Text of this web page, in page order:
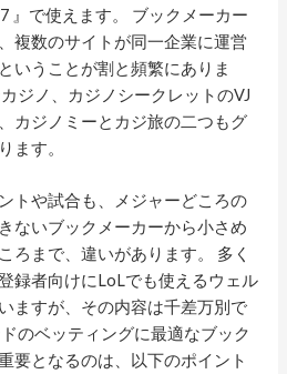
』で使えます。 ブックメーカー
複数のサイトが同一企業に運営
いうことが割と頻繁にありま
ジノ、カジノシークレットのVJ
カジノミーとカジ旅の二つもグ
ます。
トや試合も、メジャーどころの
ないブックメーカーから小さめ
ろまで、違いがあります。 多く
録者向けにLoLでも使えるウェル
ますが、その内容は千差万別で
のベッティングに最適なブック
要となるのは、以下のポイント